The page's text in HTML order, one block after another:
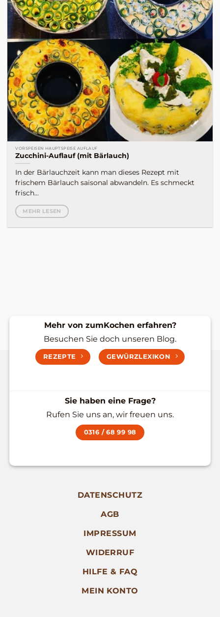
VORSPEISEN HAUPTSPEISE AUFLAUF
Zucchini-Auflauf (mit Bärlauch)
In der Bärlauchzeit kann man dieses Rezept mit
frischem Bärlauch saisonal abwandeln. Es schmeckt
frisch...
MEHR LESEN
Mehr von zumKochen erfahren?
Besuchen Sie doch unseren Blog.
REZEPTE GEWÜRZLEXIKON
Sie haben eine Frage?
Rufen Sie uns an, wir freuen uns.
0316 / 68 99 98
DATENSCHUTZ
AGB
IMPRESSUM
WIDERRUF
HILFE & FAQ
MEIN KONTO